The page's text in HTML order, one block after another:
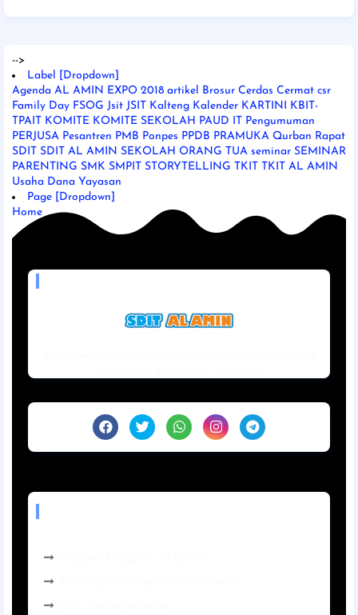
-->
Label [Dropdown]
Agenda AL AMIN EXPO 2018 artikel Brosur Cerdas Cermat csr
Family Day FSOG Jsit JSIT Kalteng Kalender KARTINI
KBIT-
TPAIT KOMITE KOMITE SEKOLAH PAUD IT Pengumuman
PERJUSA Pesantren PMB Ponpes PPDB PRAMUKA Qurban Rapat
SDIT SDIT AL AMIN SEKOLAH ORANG TUA seminar SEMINAR
PARENTING SMK SMPIT STORYTELLING TKIT TKIT AL AMIN
Usaha Dana Yayasan
Page [Dropdown]
Home